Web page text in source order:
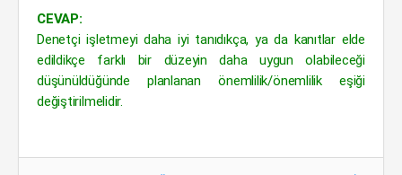
CEVAP:
Denetçi işletmeyi daha iyi tanıdıkça, ya da kanıtlar elde
edildikçe farklı bir düzeyin daha uygun olabileceği
düşünüldüğünde planlanan önemlilik/önemlilik eşiği
değiştirilmelidir.